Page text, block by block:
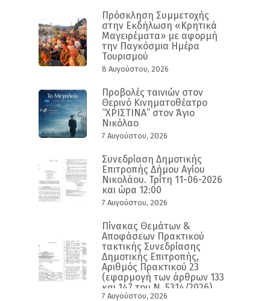
Πρόσκληση Συμμετοχής
στην Εκδήλωση «Κρητικά
Μαγειρέματα» με αφορμή
την Παγκόσμια Ημέρα
Τουρισμού
8 Αυγούστου, 2026
Προβολές ταινιών στον
Θερινό Κινηματοθέατρο
“ΧΡΙΣΤΙΝΑ” στον Άγιο
Νικόλαο
7 Αυγούστου, 2026
Συνεδρίαση Δημοτικής
Επιτροπής Δήμου Αγίου
Νικολάου. Τρίτη 11-06-2026
και ώρα 12:00
7 Αυγούστου, 2026
Πίνακας Θεμάτων &
Αποφάσεων Πρακτικού
τακτικής Συνεδρίασης
Δημοτικής Επιτροπής,
Αριθμός Πρακτικού 23
(εφαρμογή των άρθρων 133
και 147 του Ν. 5314/2026)
7 Αυγούστου, 2026